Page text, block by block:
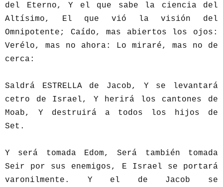
del Eterno, Y el que sabe la ciencia del
Altísimo, El que vió la visión del
Omnipotente; Caído, mas abiertos los ojos:
Verélo, mas no ahora: Lo miraré, mas no de
cerca:
Saldrá ESTRELLA de Jacob, Y se levantará
cetro de Israel, Y herirá los cantones de
Moab, Y destruirá a todos los hijos de
Set.
Y será tomada Edom, Será también tomada
Seir por sus enemigos, E Israel se portará
varonilmente. Y el de Jacob se